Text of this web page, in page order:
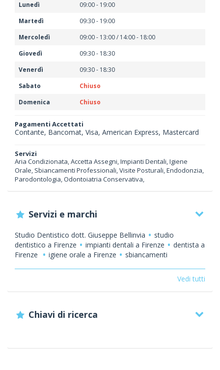
Lunedì
09:00 - 19:00
Martedì
09:30 - 19:00
Mercoledì
09:00 - 13:00 / 14:00 - 18:00
Giovedì
09:30 - 18:30
Venerdì
09:30 - 18:30
Sabato
Chiuso
Domenica
Chiuso
Pagamenti Accettati
Contante, Bancomat, Visa, American Express, Mastercard
Servizi
Aria Condizionata, Accetta Assegni, Impianti Dentali, Igiene
Orale, Sbiancamenti Professionali, Visite Posturali, Endodonzia,
Parodontologia, Odontoiatria Conservativa,
Servizi e marchi
Studio Dentistico dott. Giuseppe Bellinvia
studio
dentistico a Firenze
impianti dentali a Firenze
dentista a
Firenze
igiene orale a Firenze
sbiancamenti
odontoiatria conservativa
Vedi tutti
Chiavi di ricerca